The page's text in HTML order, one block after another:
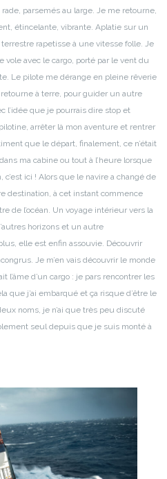
parsemés au large. Je me retourne,
étincelante, vibrante. Aplatie sur un
rapetisse à une vitesse folle. Je
avec le cargo, porté par le vent du
Le pilote me dérange en pleine rêverie
à terre, pour guider un autre
l’idée que je pourrais dire stop et
arrêter là mon aventure et rentrer
que le départ, finalement, ce n’était
ma cabine ou tout à l’heure lorsque
c’est ici ! Alors que le navire a changé de
destination, à cet instant commence
de l’océan. Un voyage intérieur vers la
horizons et un autre
plus, elle est enfin assouvie. Découvrir
Je m’en vais découvrir le monde
l’âme d’un cargo : je pars rencontrer les
que j’ai embarqué et ça risque d’être le
noms, je n’ai que très peu discuté
seul depuis que je suis monté à